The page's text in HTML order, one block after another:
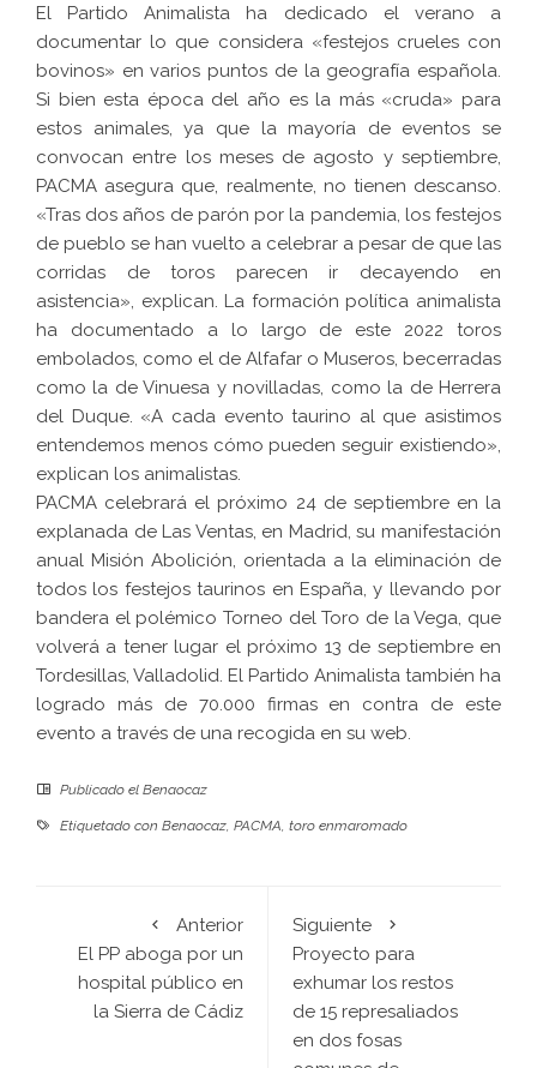
El Partido Animalista ha dedicado el verano a
documentar lo que considera «festejos crueles con
bovinos» en varios puntos de la geografía española.
Si bien esta época del año es la más «cruda» para
estos animales, ya que la mayoría de eventos se
convocan entre los meses de agosto y septiembre,
PACMA asegura que, realmente, no tienen descanso.
«Tras dos años de parón por la pandemia, los festejos
de pueblo se han vuelto a celebrar a pesar de que las
corridas de toros parecen ir decayendo en
asistencia», explican. La formación política animalista
ha documentado a lo largo de este 2022 toros
embolados, como el de Alfafar o Museros, becerradas
como la de Vinuesa y novilladas, como la de Herrera
del Duque. «A cada evento taurino al que asistimos
entendemos menos cómo pueden seguir existiendo»,
explican los animalistas.
PACMA celebrará el próximo 24 de septiembre en la
explanada de Las Ventas, en Madrid, su manifestación
anual Misión Abolición, orientada a la eliminación de
todos los festejos taurinos en España, y llevando por
bandera el polémico Torneo del Toro de la Vega, que
volverá a tener lugar el próximo 13 de septiembre en
Tordesillas, Valladolid. El Partido Animalista también ha
logrado más de 70.000 firmas en contra de este
evento a través de una recogida en su web.
Publicado el Benaocaz
Etiquetado con Benaocaz PACMA toro enmaromado
Anterior
El PP aboga por un
hospital público en
la Sierra de Cádiz
Siguiente
Proyecto para
exhumar los restos
de 15 represaliados
en dos fosas